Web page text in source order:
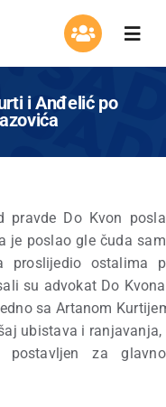
i Anđelić po
pravde Do Kvon
je poslao gle čuda
proslijedio ostalima
su advokat Do
sa Artanom
ubistava i ranjavanja,
za